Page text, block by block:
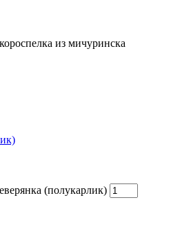
из мичуринска
(полукарлик)